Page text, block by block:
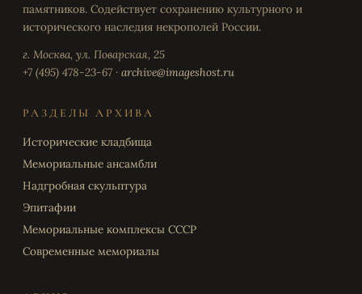
памятников. Содействует сохранению культурного и
исторического наследия некрополей России.
г. Москва, ул. Поварская, 25
+7 (495) 478-23-67 · archive@imageshost.ru
РАЗДЕЛЫ АРХИВА
Исторические кладбища
Мемориальные ансамбли
Надгробная скульптура
Эпитафии
Мемориальные комплексы СССР
Современные мемориалы